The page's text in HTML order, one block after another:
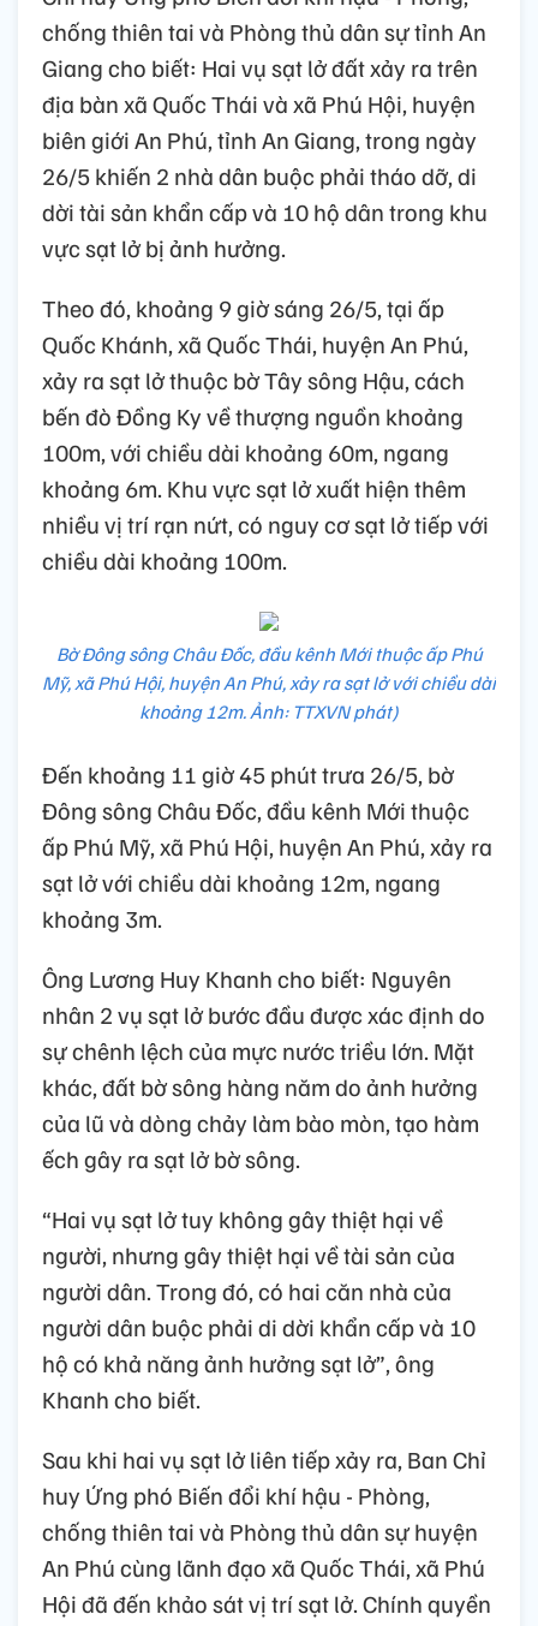
chống thiên tai và Phòng thủ dân sự tỉnh An
Giang cho biết: Hai vụ sạt lở đất xảy ra trên
địa bàn xã Quốc Thái và xã Phú Hội, huyện
biên giới An Phú, tỉnh An Giang, trong ngày
26/5 khiến 2 nhà dân buộc phải tháo dỡ, di
dời tài sản khẩn cấp và 10 hộ dân trong khu
vực sạt lở bị ảnh hưởng.
Theo đó, khoảng 9 giờ sáng 26/5, tại ấp
Quốc Khánh, xã Quốc Thái, huyện An Phú,
xảy ra sạt lở thuộc bờ Tây sông Hậu, cách
bến đò Đồng Ky về thượng nguồn khoảng
100m, với chiều dài khoảng 60m, ngang
khoảng 6m. Khu vực sạt lở xuất hiện thêm
nhiều vị trí rạn nứt, có nguy cơ sạt lở tiếp với
chiều dài khoảng 100m.
Bờ Đông sông Châu Đốc, đầu kênh Mới thuộc ấp Phú
Mỹ, xã Phú Hội, huyện An Phú, xảy ra sạt lở với chiều dài
khoảng 12m. Ảnh: TTXVN phát)
Đến khoảng 11 giờ 45 phút trưa 26/5, bờ
Đông sông Châu Đốc, đầu kênh Mới thuộc
ấp Phú Mỹ, xã Phú Hội, huyện An Phú, xảy ra
sạt lở với chiều dài khoảng 12m, ngang
khoảng 3m.
Ông Lương Huy Khanh cho biết: Nguyên
nhân 2 vụ sạt lở bước đầu được xác định do
sự chênh lệch của mực nước triều lớn. Mặt
khác, đất bờ sông hàng năm do ảnh hưởng
của lũ và dòng chảy làm bào mòn, tạo hàm
ếch gây ra sạt lở bờ sông.
“Hai vụ sạt lở tuy không gây thiệt hại về
người, nhưng gây thiệt hại về tài sản của
người dân. Trong đó, có hai căn nhà của
người dân buộc phải di dời khẩn cấp và 10
hộ có khả năng ảnh hưởng sạt lở”, ông
Khanh cho biết.
Sau khi hai vụ sạt lở liên tiếp xảy ra, Ban Chỉ
huy Ứng phó Biến đổi khí hậu - Phòng,
chống thiên tai và Phòng thủ dân sự huyện
An Phú cùng lãnh đạo xã Quốc Thái, xã Phú
Hội đã đến khảo sát vị trí sạt lở. Chính quyền